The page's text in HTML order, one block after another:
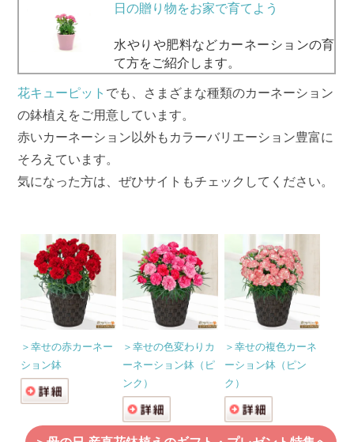
日の贈り物をお家で育てよう
水やりや肥料などカーネーションの育
て方をご紹介します。
花キューピット でも、さまざまな種類のカーネーション
の鉢植えをご用意しています。
赤いカーネーション以外もカラーバリエーション豊富に
そろえています。
気になった方は、ぜひサイトもチェックしてください。
＞幸せの赤カーネー
ション鉢
＞幸せの色変わりカ
ーネーション鉢（ピ
ンク）
＞幸せの複色カーネ
ーション鉢（ピン
ク）